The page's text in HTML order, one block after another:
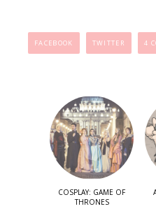
FACEBOOK TWITTER 4
COSPLAY: GAME OF
THRONES